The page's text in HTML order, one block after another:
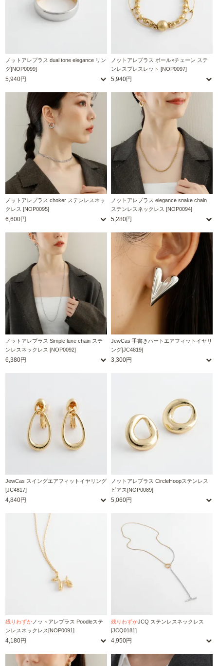
ノットアレプラス dual tone elegance リン
グ[NOP0099]
5,940円
ノットアレプラス ボール×チェーン ステ
ンレスブレスレット [NOP0097]
5,940円
ノットアレプラス choker ステンレスネッ
クレス [NOP0095]
6,600円
ノットアレプラス elegance snake chain
ステンレスネックレス [NOP0094]
5,280円
ノットアレプラス Simple luxe chain ステ
ンレスネックレス [NOP0092]
6,380円
JewCas 手書きハートエアフィットイヤリ
ング[JC4819]
3,300円
JewCas スイングエアフィットイヤリング
[JC4817]
4,840円
ノットアレプラス CircleHoopステンレス
ピアス[NOP0089]
5,060円
残りわずか ノットアレプラス Poodleステ
ンレスネックレス[NOP0091]
4,180円
残りわずかJCQ ステンレスネックレス
[JCQ0181]
4,950円